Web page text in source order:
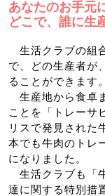
あなたのお手元
どこで、誰に生
生活クラブの組
で、どの生産者が
ることができます。
生産地から食卓
ことを「トレーサ
リスで発見された
本でも牛肉のトレ
になりました。
生活クラブも「
達に関する特別措